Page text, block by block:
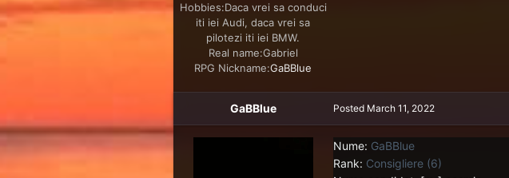
Hobbies:Daca vrei sa conduci
iti iei Audi, daca vrei sa
pilotezi iti iei BMW.
Real name:Gabriel
RPG Nickname:GaBBlue
GaBBlue Posted March 11, 2022
Nume: GaBBlue
Rank: Consigliere (6)